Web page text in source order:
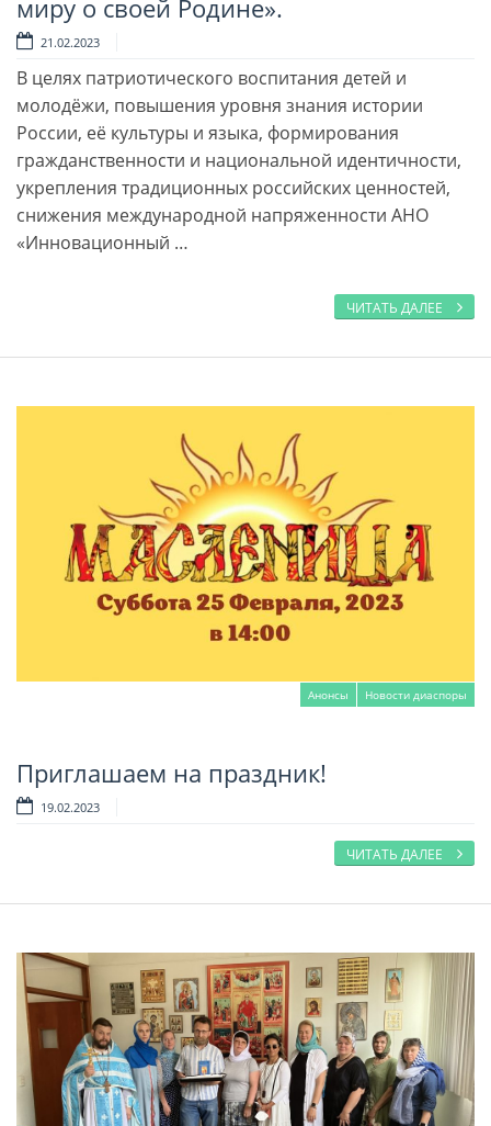
миру о своей Родине».
21.02.2023
В целях патриотического воспитания детей и
молодёжи, повышения уровня знания истории
России, её культуры и языка, формирования
гражданственности и национальной идентичности,
укрепления традиционных российских ценностей,
снижения международной напряженности АНО
«Инновационный …
ЧИТАТЬ ДАЛЕЕ
Анонсы Новости диаспоры
Читать далее
Приглашаем на праздник!
19.02.2023
ЧИТАТЬ ДАЛЕЕ